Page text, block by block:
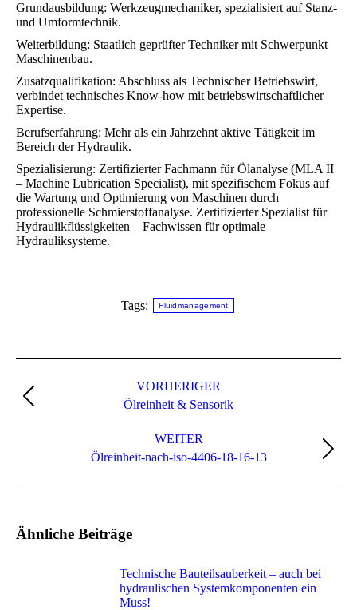
Grundausbildung: Werkzeugmechaniker, spezialisiert auf Stanz-
und Umformtechnik.
Weiterbildung: Staatlich geprüfter Techniker mit Schwerpunkt
Maschinenbau.
Zusatzqualifikation: Abschluss als Technischer Betriebswirt,
verbindet technisches Know-how mit betriebswirtschaftlicher
Expertise.
Berufserfahrung: Mehr als ein Jahrzehnt aktive Tätigkeit im
Bereich der Hydraulik.
Spezialisierung: Zertifizierter Fachmann für Ölanalyse (MLA II
– Machine Lubrication Specialist), mit spezifischem Fokus auf
die Wartung und Optimierung von Maschinen durch
professionelle Schmierstoffanalyse. Zertifizierter Spezialist für
Hydraulikflüssigkeiten – Fachwissen für optimale
Hydrauliksysteme.
Tags: Fluidmanagement
navigation
VORHERIGER
Previous
Ölreinheit & Sensorik
WEITER
*
Ölreinheit-nach-iso-4406-18-16-13
Ähnliche Beiträge
Technische Bauteilsauberkeit – auch bei
hydraulischen Systemkomponenten ein
Muss!